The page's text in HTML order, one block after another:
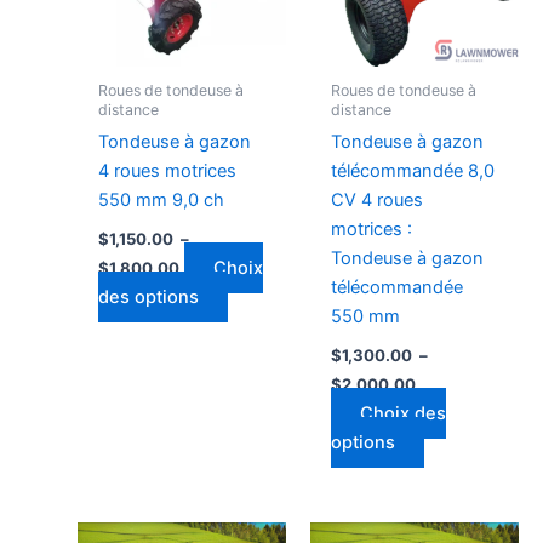
Roues de tondeuse à
distance
Tondeuse à gazon
4 roues motrices
550 mm 9,0 ch
$1,150.00 –
$1,800.00
Choix
des options
choisies
sur
produit
Roues de tondeuse à
distance
Tondeuse à gazon
télécommandée 8,0
CV 4 roues
motrices :
Tondeuse à gazon
télécommandée
550 mm
$1,300.00 –
$2,000.00
Choix des
options
options
choisies
sur
du
produit
Plage
Ce
Plage Ce